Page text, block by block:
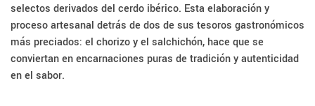
selectos derivados del cerdo ibérico. Esta elaboración y
proceso artesanal detrás de dos de sus tesoros gastronómicos
más preciados: el chorizo y el salchichón, hace que se
conviertan en encarnaciones puras de tradición y autenticidad
en el sabor.